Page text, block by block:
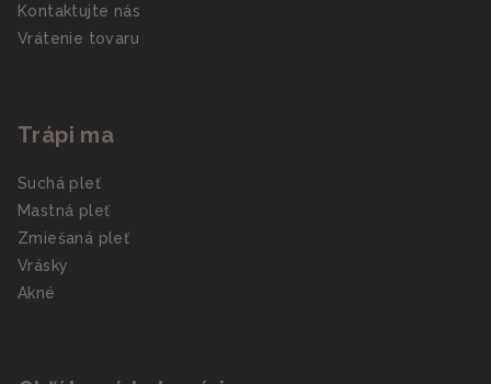
Kontaktujte nás
Vrátenie tovaru
Trápi ma
Suchá pleť
Mastná pleť
Zmiešaná pleť
Vrásky
Akné